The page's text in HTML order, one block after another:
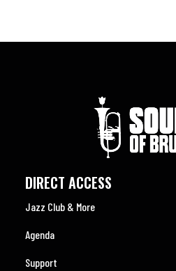
DIRECT ACCESS
Jazz Club & More
Agenda
Support